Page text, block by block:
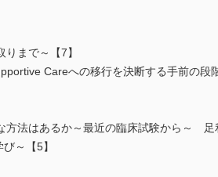
まで～【7】
Careへの移行を決断する手前の段
方法はあるか～最近の臨床試験から～ 足
～【5】